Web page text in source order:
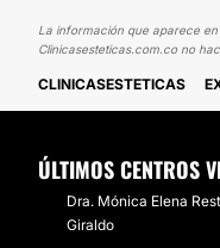
La información que aparece
Clinicasesteticas.com.co no
CLINICASESTETICAS
ÚLTIMOS CENTROS
Dra. Mónica Elena
Giraldo